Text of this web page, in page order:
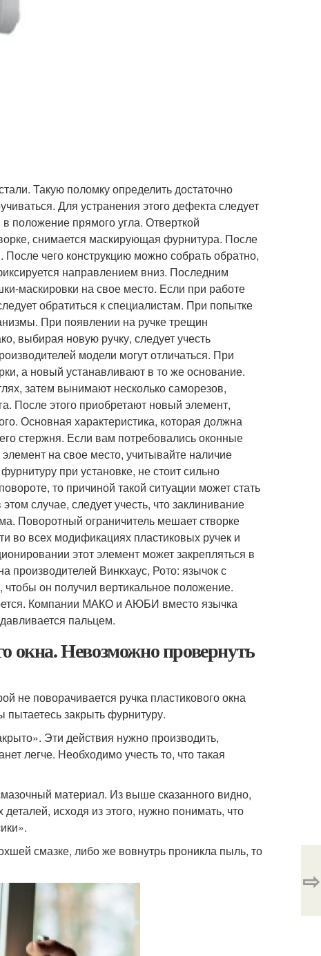
Такую поломку определить достаточно
Для устранения этого дефекта следует
положение прямого угла. Отверткой
снимается маскирующая фурнитура. После
чего конструкцию можно собрать обратно,
направлением вниз. Последним
маскировки на свое место. Если при работе
обратиться к специалистам. При попытке
При появлении на ручке трещин
выбирая новую ручку, следует учесть
модели могут отличаться. При
а новый устанавливают в то же основание.
затем вынимают несколько саморезов,
После этого приобретают новый элемент,
Основная характеристика, которая должна
стержня. Если вам потребовались оконные
на свое место, учитывайте наличие
при установке, не стоит сильно
то причиной такой ситуации может стать
случае, следует учесть, что заклинивание
Поворотный ограничитель мешает створке
во всех модификациях пластиковых ручек и
этот элемент может закрепляться в
производителей Винкхаус, Рото: язычок с
он получил вертикальное положение.
Компании МАКО и АЮБИ вместо язычка
пальцем.
окна. Невозможно провернуть
не поворачивается ручка пластикового окна
пытаетесь закрыть фурнитуру.
Эти действия нужно производить,
легче. Необходимо учесть то, что такая
материал. Из выше сказанного видно,
исходя из этого, нужно понимать, что
смазке, либо же вовнутрь проникла пыль, то
⇨